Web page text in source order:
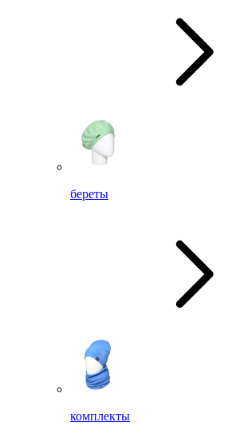
береты
комплекты